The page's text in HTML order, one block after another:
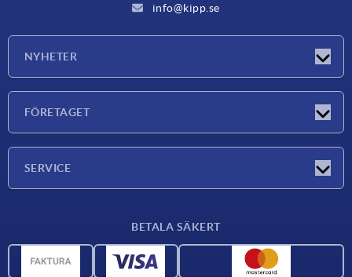
info@kipp.se
NYHETER
FÖRETAGET
SERVICE
CAD-data
BETALA SÄKERT